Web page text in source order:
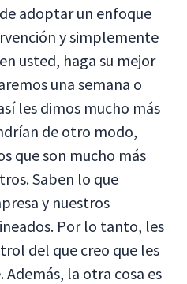
adoptar un enfoque
y simplemente
usted, haga su mejor
una semana o
les dimos mucho más
de otro modo,
que son mucho más
Saben lo que
y nuestros
Por lo tanto, les
del que creo que les
la otra cosa es